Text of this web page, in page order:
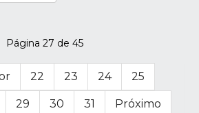
Página 27 de 45
22 23 24 25
29 30 31 Próximo